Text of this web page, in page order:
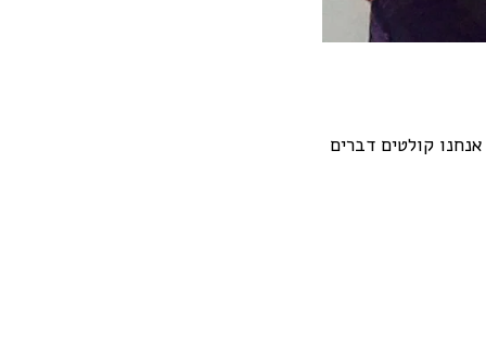
קולטים דברים